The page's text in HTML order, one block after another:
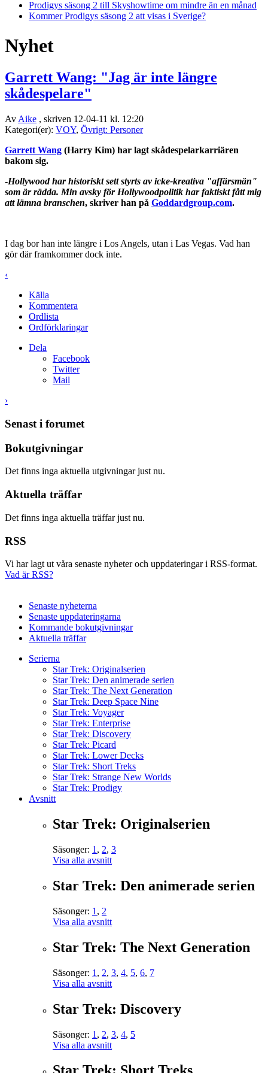
Prodigys säsong 2 till Skyshowtime om mindre än en månad
Kommer Prodigys säsong 2 att visas i Sverige?
Nyhet
Garrett Wang: "Jag är inte längre
skådespelare"
Av Aike , skriven 12-04-11 kl. 12:20
Kategori(er): VOY, Övrigt: Personer
Garrett Wang (Harry Kim) har lagt skådespelarkarriären
bakom sig.
-Hollywood har historiskt sett styrts av icke-kreativa "affärsmän"
som är rädda. Min avsky för Hollywoodpolitik har faktiskt fått mig
att lämna branschen, skriver han på Goddardgroup.com.
I dag bor han inte längre i Los Angels, utan i Las Vegas. Vad han
gör där framkommer dock inte.
‹
Källa
Kommentera
Ordlista
Ordförklaringar
Dela
Facebook
Twitter
Mail
›
Senast i forumet
Bokutgivningar
Det finns inga aktuella utgivningar just nu.
Aktuella träffar
Det finns inga aktuella träffar just nu.
RSS
Vi har lagt ut våra senaste nyheter och uppdateringar i RSS-format.
Vad är RSS?
Senaste nyheterna
Senaste uppdateringarna
Kommande bokutgivningar
Aktuella träffar
Serierna
Star Trek: Originalserien
Star Trek: Den animerade serien
Star Trek: The Next Generation
Star Trek: Deep Space Nine
Star Trek: Voyager
Star Trek: Enterprise
Star Trek: Discovery
Star Trek: Picard
Star Trek: Lower Decks
Star Trek: Short Treks
Star Trek: Strange New Worlds
Star Trek: Prodigy
Avsnitt
Star Trek: Originalserien
Säsonger: 1 , 2, 3
Visa alla avsnitt
Star Trek: Den animerade serien
Säsonger: 1 , 2
Visa alla avsnitt
Star Trek: The Next Generation
Säsonger: 1 , 2, 3, 4, 5, 6, 7
Visa alla avsnitt
Star Trek: Discovery
Säsonger: 1 , 2, 3, 4, 5
Visa alla avsnitt